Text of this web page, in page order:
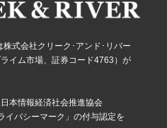
式会社クリーク･アンド･リバー
イム市場、証券コード4763）が
本情報経済社会推進協会
イバシーマーク」の付与認定を